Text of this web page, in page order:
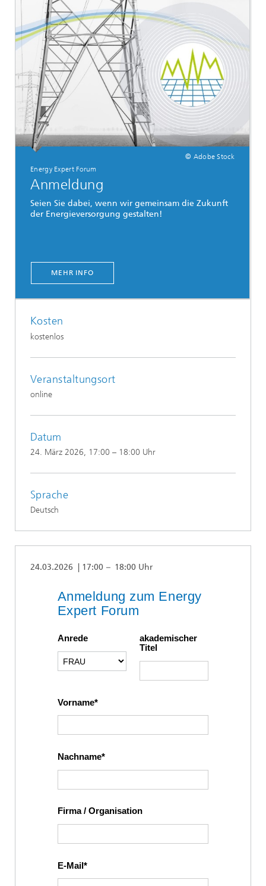
© Adobe Stock
Energy Expert Forum
Anmeldung
Seien Sie dabei, wenn wir gemeinsam die Zukunft
der Energieversorgung gestalten!
MEHR INFO
Kosten
kostenlos
Veranstaltungsort
online
Datum
24. März 2026, 17:00 – 18:00 Uhr
Sprache
Deutsch
24.03.2026 | 17:00 – 18:00 Uhr
Anmeldung zum Energy
Expert Forum
Anrede
akademischer
Titel
Vorname
Nachname
Firma / Organisation
E-Mail